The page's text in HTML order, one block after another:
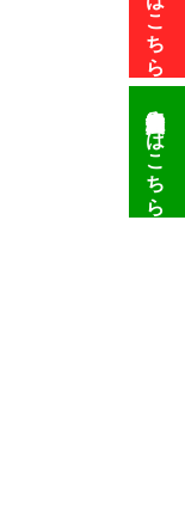
こちら
申込みはこちら